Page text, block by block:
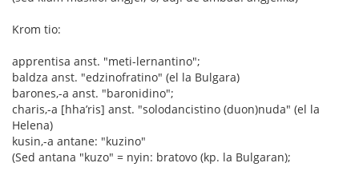
Krom tio:
apprentisa anst. "meti-lernantino";
baldza anst. "edzinofratino" (el la Bulgara)
barones,-a anst. "baronidino";
charis,-a [hha’ris] anst. "solodancistino (duon)nuda" (el la
Helena)
kusin,-a antane: "kuzino"
(Sed antana "kuzo" = nyin: bratovo (kp. la Bulgaran);